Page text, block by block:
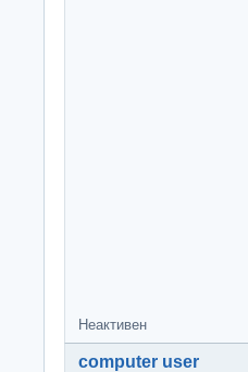
Неактивен
computer user